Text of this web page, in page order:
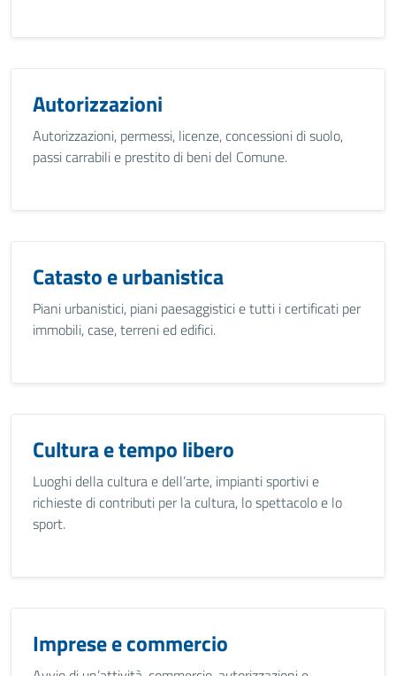
Autorizzazioni
Autorizzazioni, permessi, licenze, concessioni di suolo,
passi carrabili e prestito di beni del Comune.
Catasto e urbanistica
Piani urbanistici, piani paesaggistici e tutti i certificati per
immobili, case, terreni ed edifici.
Cultura e tempo libero
Luoghi della cultura e dell’arte, impianti sportivi e
richieste di contributi per la cultura, lo spettacolo e lo
sport.
Imprese e commercio